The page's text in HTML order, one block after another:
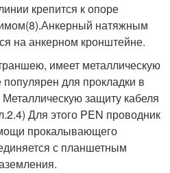
крепится к опоре
натяжным
на анкерном кронштейне.
имеет металлическую
для прокладки в
защиту кабеля
Для этого PEN проводник
прокалывающего
с планшетным